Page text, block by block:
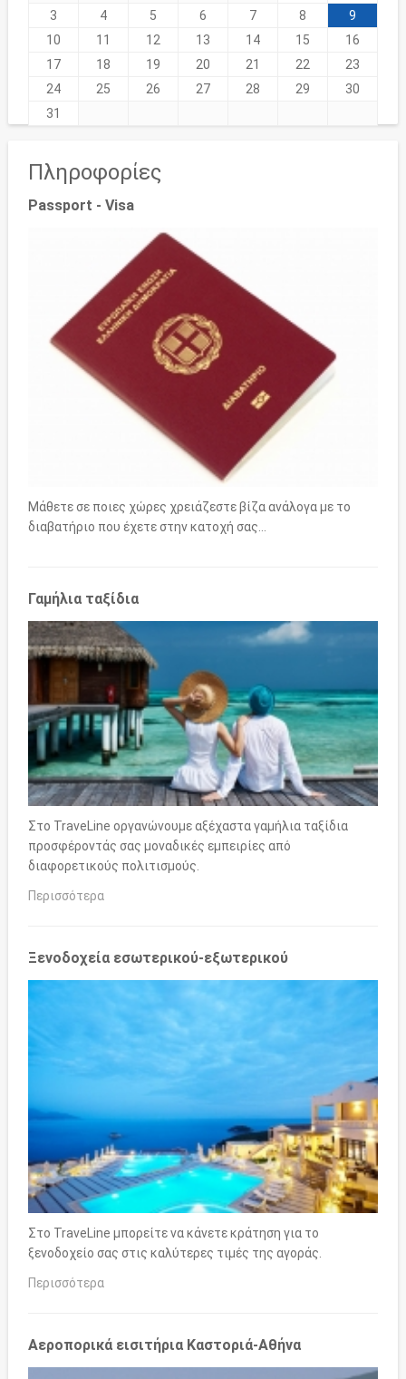
3 4 5 6 7 8
9
10
11 12 13 14 15
16
17
18 19 20 21 22
23
24
25 26 27 28 29
30
31
Πληροφορίες
Passport - Visa
Μάθετε σε ποιες χώρες χρειάζεστε βίζα ανάλογα με το
διαβατήριο που έχετε στην κατοχή σας…
Γαμήλια ταξίδια
Στο TraveLine οργανώνουμε αξέχαστα γαμήλια ταξίδια
προσφέροντάς σας μοναδικές εμπειρίες από
διαφορετικούς πολιτισμούς.
Περισσότερα
Ξενοδοχεία εσωτερικού-εξωτερικού
Στο TraveLine μπορείτε να κάνετε κράτηση για το
ξενοδοχείο σας στις καλύτερες τιμές της αγοράς.
Περισσότερα
Αεροπορικά εισιτήρια Καστοριά-Αθήνα